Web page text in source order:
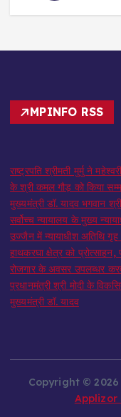
MPINFO RSS
राष्ट्रपति श्रीमती मुर्मु ने
के श्री कमल गौड़ को किया
मुख्यमंत्री डॉ. यादव भगवान
सर्वोच्च न्यायालय के मुख्‍य
उज्जैन में न्यायाधीश अतिथि
हाथकरघा क्षेत्र को
रोजगार के अवसर उपलब्धर
प्रधानमंत्री श्री मोदी के
मुख्यमंत्री डॉ. यादव
Copyright ©
Applizor